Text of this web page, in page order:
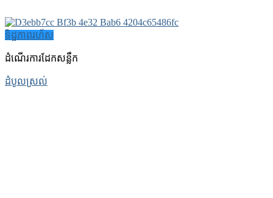
ទិដ្ឋភាពរហ័ស
ដំណើរការដែកសន្លឹក
ដំបូលស្រល់